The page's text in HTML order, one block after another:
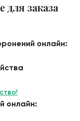
для заказа
онлайн:
онлайн: